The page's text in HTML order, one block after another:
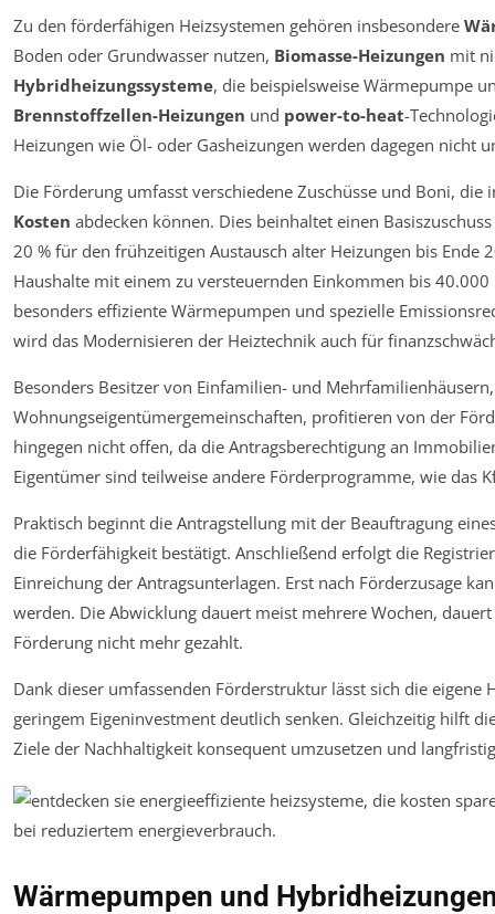
Zu den förderfähigen Heizsystemen gehören insbesondere
Boden oder Grundwasser nutzen, Biomasse-Heizungen mit
Hybridheizungssysteme, die beispielsweise Wärmepumpe
Brennstoffzellen-Heizungen und power-to-heat-
Heizungen wie Öl- oder Gasheizungen werden dagegen nicht
Die Förderung umfasst verschiedene Zuschüsse und Boni, die
Kosten abdecken können. Dies beinhaltet einen
20 % für den frühzeitigen Austausch alter Heizungen bis
Haushalte mit einem zu versteuernden Einkommen bis
besonders effiziente Wärmepumpen und spezielle
wird das Modernisieren der Heiztechnik auch für
Besonders Besitzer von Einfamilien- und
Wohnungseigentümergemeinschaften, profitieren von der
hingegen nicht offen, da die Antragsberechtigung an
Eigentümer sind teilweise andere Förderprogramme, wie das
Praktisch beginnt die Antragstellung mit der Beauftragung
die Förderfähigkeit bestätigt. Anschließend erfolgt die
Einreichung der Antragsunterlagen. Erst nach Förderzusage
werden. Die Abwicklung dauert meist mehrere Wochen,
Förderung nicht mehr gezahlt.
Dank dieser umfassenden Förderstruktur lässt sich die eigene
geringem Eigeninvestment deutlich senken. Gleichzeitig hilft
Ziele der Nachhaltigkeit konsequent umzusetzen und
Wärmepumpen und